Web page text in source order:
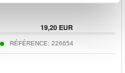
19,20EUR
RÉFÉRENCE: 226654